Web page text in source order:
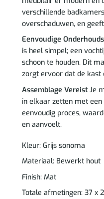
verschillende
overschaduwen, en
Eenvoudige
is heel simpel; een
schoon te houden. Dit
zorgt ervoor dat de kast
Assemblage VereistJe
in elkaar zetten met een
eenvoudig proces,
en aanvoelt.
Kleur: Grijs sonoma
Materiaal: Bewerkt hout
Finish: Mat
Totale afmetingen: 37 x